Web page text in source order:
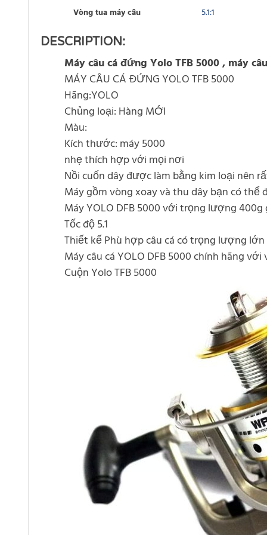
Vòng tua máy câu 5.1:1
DESCRIPTION:
Máy câu cá đứng Yolo TFB 5000 , máy
MÁY CÂU CÁ ĐỨNG YOLO TFB 5000
Hãng:YOLO
Chủng loại: Hàng MỚI
Màu:
Kích thước: máy 5000
nhẹ thích hợp với mọi nơi
Nồi cuốn dây được làm bằng kim loại nên
Máy gồm vòng xoay và thu dây bạn có thể
Máy YOLO DFB 5000 với trọng lượng
Tốc độ 5.1
Thiết kế Phù hợp câu cá có trọng lượng lớn
Máy câu cá YOLO DFB 5000 chính hãng
Cuộn Yolo TFB 5000